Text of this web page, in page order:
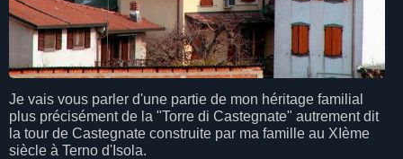
Je vais vous parler d'une partie de mon héritage familial
plus précisément de la "Torre di Castegnate" autrement dit
la tour de Castegnate construite par ma famille au XIème
siècle à Terno d'Isola.